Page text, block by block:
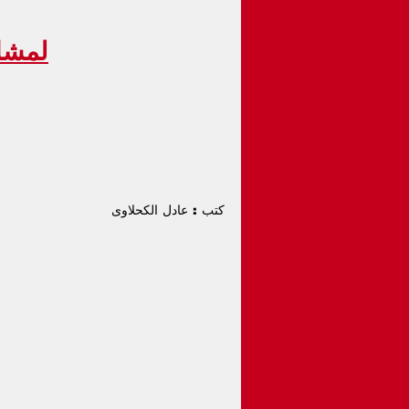
كتب : عادل الكحلاوى